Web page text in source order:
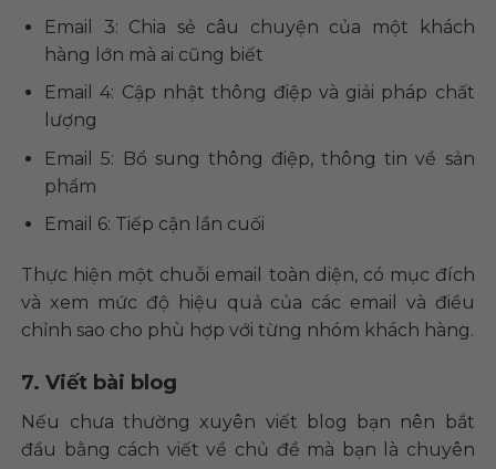
Email 3: Chia sẻ câu chuyện của một khách
hàng lớn mà ai cũng biết
Email 4: Cập nhật thông điệp và giải pháp chất
lượng
Email 5: Bổ sung thông điệp, thông tin về sản
phẩm
Email 6: Tiếp cận lần cuối
Thực hiện một chuỗi email toàn diện, có mục đích
và xem mức độ hiệu quả của các email và điều
chỉnh sao cho phù hợp với từng nhóm khách hàng.
7. Viết bài blog
Nếu chưa thường xuyên viết blog bạn nên bắt
đầu bằng cách viết về chủ đề mà bạn là chuyên